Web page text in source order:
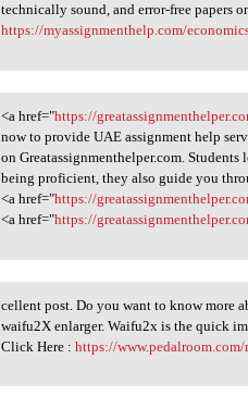
technically sound, and error-free papers
https://myassignmenthelp.com/
<a href="https:/
<a href="https://
now to provide UAE assignment help
on Greatassignmenthelper.com.
being proficient, they also guide you
<a href="https://
<a href="https://
cellent post. Do you want to
cellent post. Do you want to know more
waifu2X enlarger. Waifu2x is the quick
Click Here :https://